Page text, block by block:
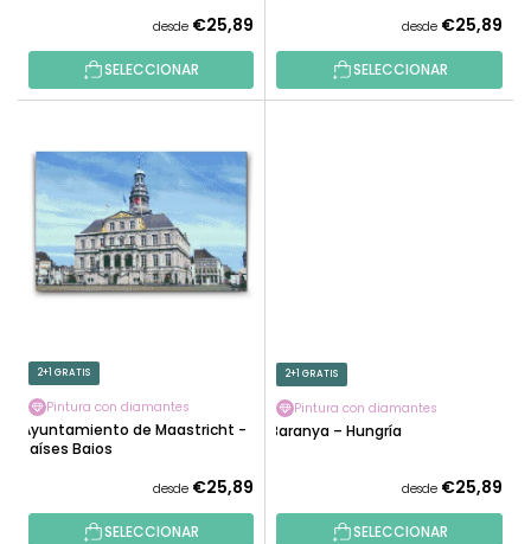
O
desde €25,89
SELECCIONAR
desde €25,89
SELECCIONAR
2+1 GRATIS
Pintura con diamantes
Ayuntamiento de Maastricht -
Países Bajos
desde €25,89
SELECCIONAR
2+1 GRATIS
Pintura con diamantes
Baranya – Hungría
desde €25,89
SELECCIONAR